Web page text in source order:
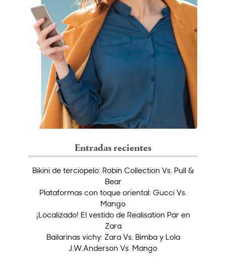
Entradas recientes
Bikini de terciopelo: Robin Collection Vs. Pull &
Bear
Plataformas con toque oriental: Gucci Vs.
Mango
¡Localizado! El vestido de Realisation Par en
Zara
Bailarinas vichy: Zara Vs. Bimba y Lola
J.W.Anderson Vs. Mango